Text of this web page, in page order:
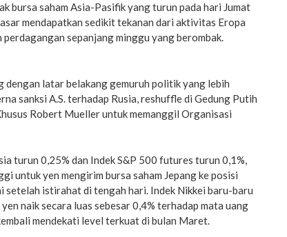
bursa saham Asia-Pasifik yang turun pada hari Jumat
mendapatkan sedikit tekanan dari aktivitas Eropa
perdagangan sepanjang minggu yang berombak.
dengan latar belakang gemuruh politik yang lebih
sanksi A.S. terhadap Rusia, reshuffle di Gedung Putih
Robert Mueller untuk memanggil Organisasi
turun 0,25% dan Indek S&P 500 futures turun 0,1%,
untuk yen mengirim bursa saham Jepang ke posisi
setelah istirahat di tengah hari. Indek Nikkei baru-baru
naik secara luas sebesar 0,4% terhadap mata uang
mendekati level terkuat di bulan Maret.